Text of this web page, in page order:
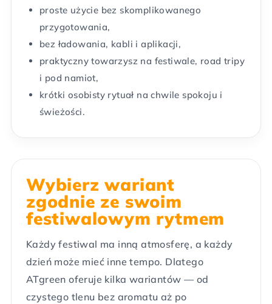
proste użycie bez skomplikowanego
przygotowania,
bez ładowania, kabli i aplikacji,
praktyczny towarzysz na festiwale, road tripy
i pod namiot,
krótki osobisty rytuał na chwile spokoju i
świeżości.
Wybierz wariant
zgodnie ze swoim
festiwalowym rytmem
Każdy festiwal ma inną atmosferę, a każdy
dzień może mieć inne tempo. Dlatego
ATgreen oferuje kilka wariantów — od
czystego tlenu bez aromatu aż po